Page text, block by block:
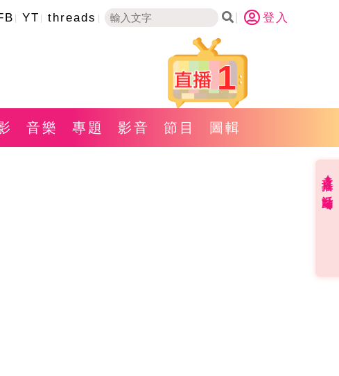
YT threads 登入
1
音樂 專題 影音 節目 圖輯
直播✦活動